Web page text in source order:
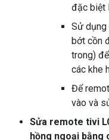
đặc biệt
Sử dụng
bớt cồn
trong)
các khe
Để
vào và
Sửa remote tivi
hồng ngoại bằng